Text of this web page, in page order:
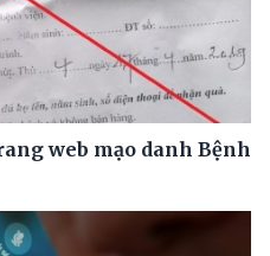
web mạo danh Bệnh